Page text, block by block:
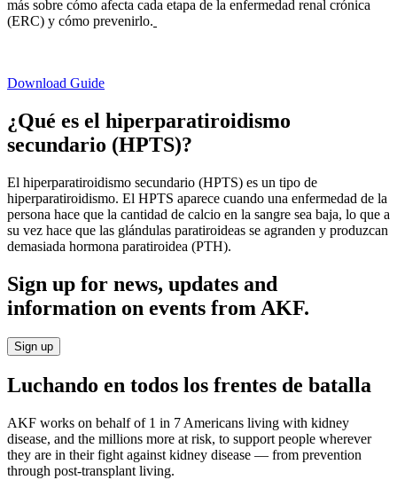
más sobre cómo afecta cada etapa de la enfermedad renal crónica
(ERC) y cómo prevenirlo.
Download Guide
¿Qué es el hiperparatiroidismo
secundario (HPTS)?
El hiperparatiroidismo secundario (HPTS) es un tipo de
hiperparatiroidismo. El HPTS aparece cuando una enfermedad de la
persona hace que la cantidad de calcio en la sangre sea baja, lo que a
su vez hace que las glándulas paratiroideas se agranden y produzcan
demasiada hormona paratiroidea (PTH).
Sign up for news, updates and
information on events from AKF.
Sign up
Luchando en todos los frentes de batalla
AKF works on behalf of 1 in 7 Americans living with kidney
disease, and the millions more at risk, to support people wherever
they are in their fight against kidney disease — from prevention
through post-transplant living.